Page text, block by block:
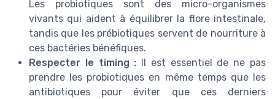
Les probiotiques sont des micro-organismes
vivants qui aident à équilibrer la flore intestinale,
tandis que les prébiotiques servent de nourriture à
ces bactéries bénéfiques.
Respecter le timing : Il est essentiel de ne pas
prendre les probiotiques en même temps que les
antibiotiques pour éviter que ces derniers